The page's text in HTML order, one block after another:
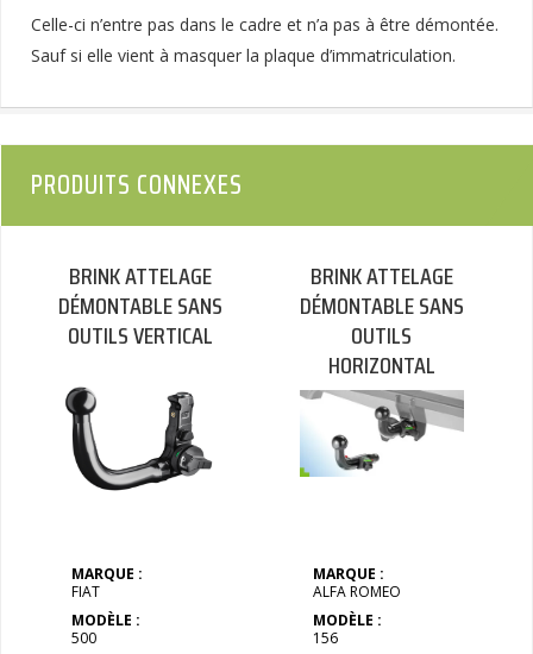
Celle-ci n’entre pas dans le cadre et n’a pas à être démontée.
Sauf si elle vient à masquer la plaque d’immatriculation.
PRODUITS CONNEXES
BRINK ATTELAGE
DÉMONTABLE SANS
OUTILS VERTICAL
MARQUE :
FIAT
MODÈLE :
500
BRINK ATTELAGE
DÉMONTABLE SANS
OUTILS
HORIZONTAL
MARQUE :
ALFA ROMEO
MODÈLE :
156